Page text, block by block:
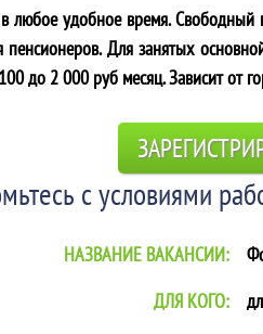
в любое удобное время.
пенсионеров. Для занятых
до 2 000 руб месяц. Зависит от
с условиями
НАЗВАНИЕ ВАКАНСИИ:
ДЛЯ КОГО: